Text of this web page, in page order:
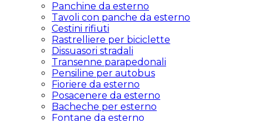
Panchine da esterno
Tavoli con panche da esterno
Cestini rifiuti
Rastrelliere per biciclette
Dissuasori stradali
Transenne parapedonali
Pensiline per autobus
Fioriere da esterno
Posacenere da esterno
Bacheche per esterno
Fontane da esterno